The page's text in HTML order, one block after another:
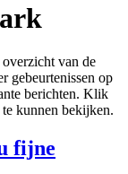
overzicht van de
gebeurtenissen op
berichten. Klik
kunnen bekijken.
fijne